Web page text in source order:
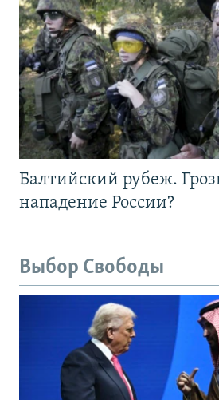
Балтийский рубеж.
нападение России?
Выбор Свободы